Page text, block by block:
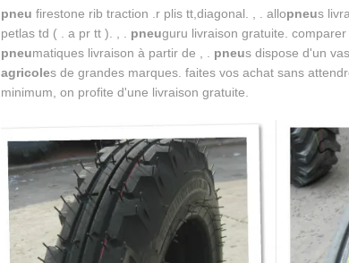
pneu firestone rib traction .r plis tt,diagonal. , . allopneus
petlas td ( . a pr tt ). , . pneuguru livraison gratuite.
pneumatiques livraison à partir de , . pneus dispose d'un
agricoles de grandes marques. faites vos achat sans
minimum, on profite d'une livraison gratuite.